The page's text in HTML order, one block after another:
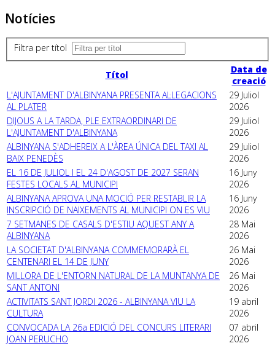
Notícies
Filtra per títol
Títol
Data de
creació
L'AJUNTAMENT D'ALBINYANA PRESENTA AL·LEGACIONS
AL PLATER
29 Juliol
2026
DIJOUS A LA TARDA, PLE EXTRAORDINARI DE
L'AJUNTAMENT D'ALBINYANA
29 Juliol
2026
ALBINYANA S'ADHEREIX A L'ÀREA ÚNICA DEL TAXI AL
BAIX PENEDÈS
29 Juliol
2026
EL 16 DE JULIOL I EL 24 D'AGOST DE 2027 SERAN
FESTES LOCALS AL MUNICIPI
16 Juny
2026
ALBINYANA APROVA UNA MOCIÓ PER RESTABLIR LA
INSCRIPCIÓ DE NAIXEMENTS AL MUNICIPI ON ES VIU
16 Juny
2026
7 SETMANES DE CASALS D'ESTIU AQUEST ANY A
ALBINYANA
28 Mai
2026
LA SOCIETAT D'ALBINYANA COMMEMORARÀ EL
CENTENARI EL 14 DE JUNY
26 Mai
2026
MILLORA DE L'ENTORN NATURAL DE LA MUNTANYA DE
SANT ANTONI
26 Mai
2026
ACTIVITATS SANT JORDI 2026 - ALBINYANA VIU LA
CULTURA
19 abril
2026
CONVOCADA LA 26a EDICIÓ DEL CONCURS LITERARI
JOAN PERUCHO
07 abril
2026